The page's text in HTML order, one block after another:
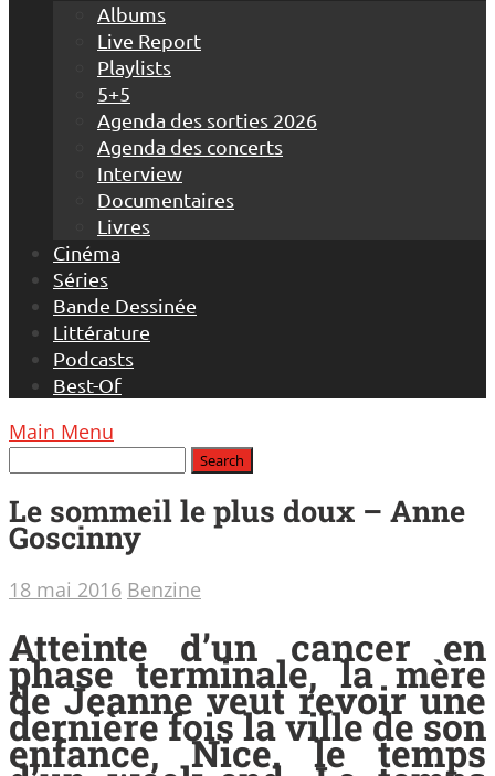
Albums
Live Report
Playlists
5+5
Agenda des sorties 2026
Agenda des concerts
Interview
Documentaires
Livres
Cinéma
Séries
Bande Dessinée
Littérature
Podcasts
Best-Of
Main Menu
Le sommeil le plus doux – Anne
Goscinny
18 mai 2016 Benzine
Atteinte d’un cancer en
phase terminale, la mère
de Jeanne veut revoir une
dernière fois la ville de son
enfance, Nice. le temps